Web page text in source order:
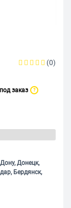
(0)
под заказ ?
Донецк,
Бердянск,